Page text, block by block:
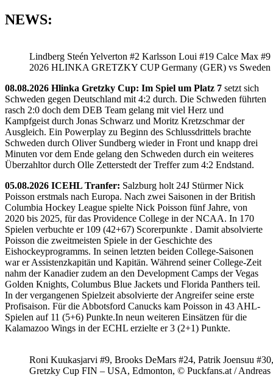
NEWS:
Lindberg Steén Yelverton #2 Karlsson Loui #19 Calce Max #9
2026 HLINKA GRETZKY CUP Germany (GER) vs Sweden
08.08.2026 Hlinka Gretzky Cup: Im Spiel um Platz 7 setzt sich
Schweden gegen Deutschland mit 4:2 durch. Die Schweden führten
rasch 2:0 doch dem DEB Team gelang mit viel Herz und
Kampfgeist durch Jonas Schwarz und Moritz Kretzschmar der
Ausgleich. Ein Powerplay zu Beginn des Schlussdrittels brachte
Schweden durch Oliver Sundberg wieder in Front und knapp drei
Minuten vor dem Ende gelang den Schweden durch ein weiteres
Überzahltor durch Olle Zetterstedt der Treffer zum 4:2 Endstand.
05.08.2026 ICEHL Tranfer: Salzburg holt 24J Stürmer Nick
Poisson erstmals nach Europa. Nach zwei Saisonen in der British
Columbia Hockey League spielte Nick Poisson fünf Jahre, von
2020 bis 2025, für das Providence College in der NCAA. In 170
Spielen verbuchte er 109 (42+67) Scorerpunkte . Damit absolvierte
Poisson die zweitmeisten Spiele in der Geschichte des
Eishockeyprogramms. In seinen letzten beiden College-Saisonen
war er Assistenzkapitän und Kapitän. Während seiner College-Zeit
nahm der Kanadier zudem an den Development Camps der Vegas
Golden Knights, Columbus Blue Jackets und Florida Panthers teil.
In der vergangenen Spielzeit absolvierte der Angreifer seine erste
Profisaison. Für die Abbotsford Canucks kam Poisson in 43 AHL-
Spielen auf 11 (5+6) Punkte.In neun weiteren Einsätzen für die
Kalamazoo Wings in der ECHL erzielte er 3 (2+1) Punkte.
Roni Kuukasjarvi #9, Brooks DeMars #24, Patrik Joensuu
Gretzky Cup FIN – USA, Edmonton, © Puckfans.at / Andreas